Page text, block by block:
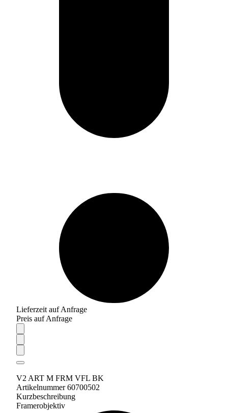
Lieferzeit auf Anfrage
Preis auf Anfrage
V2 ART M FRM VFL BK
Artikelnummer 60700502
Kurzbeschreibung
Framerobjektiv